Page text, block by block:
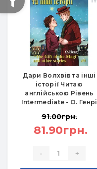
Дари Волхвів та інші
історії Читаю
англійською Рівень
Intermediate - О. Генрі
91.00грн.
81.90грн.
- +